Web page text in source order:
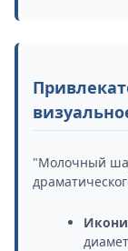
"Молочный